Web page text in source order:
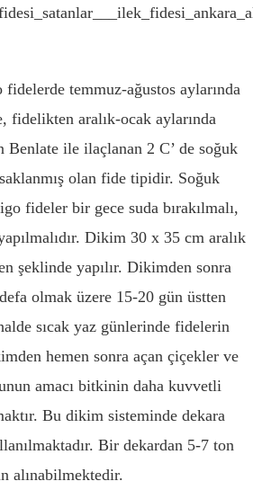
temmuz-ağustos aylarında
fidelikten aralık-ocak aylarında
Benlate ile ilaçlanan 2 C’ de soğuk
olan fide tipidir. Soğuk
fideler bir gece suda bırakılmalı,
Dikim 30 x 35 cm aralık
şeklinde yapılır. Dikimden sonra
olmak üzere 15-20 gün üstten
sıcak yaz günlerinde fidelerin
hemen sonra açan çiçekler ve
amacı bitkinin daha kuvvetli
Bu dikim sisteminde dekara
Bir dekardan 5-7 ton
alınabilmektedir.